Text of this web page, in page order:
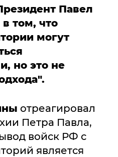
Павел
том, что
могут
но это не
отреагировал
Петра Павла,
войск РФ с
является